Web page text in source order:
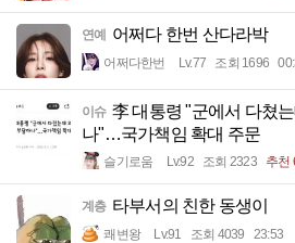
연예 어쩌다 한번 산다라박
어쩌다한번 Lv.77 조회 1696
이슈 李 대통령 "군에서 다쳤
나"…국가책임 확대 주문
슬기로움 Lv.92 조회 2323 추천
계층 타부서의 친한 동생이
쾌변왕 Lv.91 조회 4039 23:53